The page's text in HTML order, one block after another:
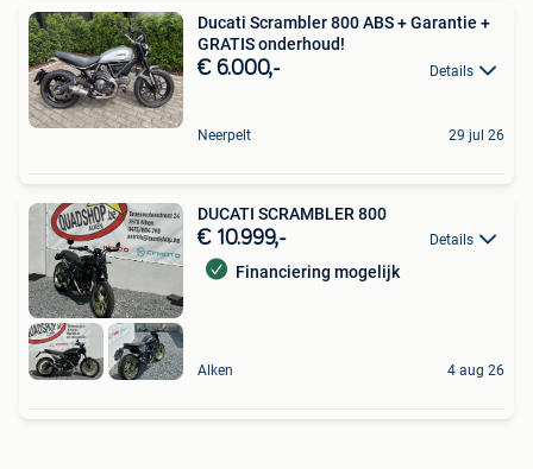
Ducati Scrambler 800 ABS + Garantie +
GRATIS onderhoud!
€ 6.000,- Details
Neerpelt 29 jul 26
DUCATI SCRAMBLER 800
€ 10.999,- Details
Financiering mogelijk
Alken 4 aug 26